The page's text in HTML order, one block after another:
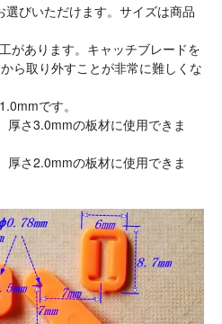
びいただけます。サイズは商品
があります。キャッチブレードを
ら取り外すことが非常に難しくな
です。
厚さ3.0mmの板材に使用できま
厚さ2.0mmの板材に使用できま